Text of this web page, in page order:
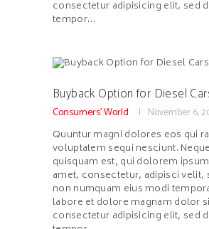
consectetur adipisicing elit, sed
tempor…
Buyback Option for Diesel
Consumers' World November 6,
Quuntur magni dolores eos qui
voluptatem sequi nesciunt.
quisquam est, qui dolorem
amet, consectetur, adipisci velit,
non numquam eius modi
labore et dolore magnam dolor
consectetur adipisicing elit, sed